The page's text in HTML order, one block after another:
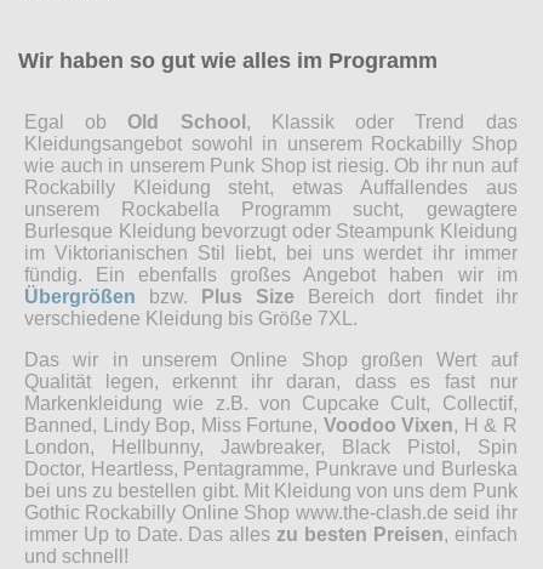
Wir haben so gut wie alles im Programm
Egal ob Old School , Klassik oder Trend das
Kleidungsangebot sowohl in unserem Rockabilly Shop
wie auch in unserem Punk Shop ist riesig. Ob ihr nun auf
Rockabilly Kleidung steht, etwas Auffallendes aus
unserem Rockabella Programm sucht, gewagtere
Burlesque Kleidung bevorzugt oder Steampunk Kleidung
im Viktorianischen Stil liebt, bei uns werdet ihr immer
fündig. Ein ebenfalls großes Angebot haben wir im
Übergrößen bzw. Plus Size Bereich dort findet ihr
verschiedene Kleidung bis Größe 7XL.
Das wir in unserem Online Shop großen Wert auf
Qualität legen, erkennt ihr daran, dass es fast nur
Markenkleidung wie z.B. von Cupcake Cult, Collectif,
Banned, Lindy Bop, Miss Fortune, Voodoo Vixen, H & R
London, Hellbunny, Jawbreaker, Black Pistol, Spin
Doctor, Heartless, Pentagramme, Punkrave und Burleska
bei uns zu bestellen gibt. Mit Kleidung von uns dem Punk
Gothic Rockabilly Online Shop www.the-clash.de seid ihr
immer Up to Date. Das alleszu besten Preisen, einfach
und schnell!